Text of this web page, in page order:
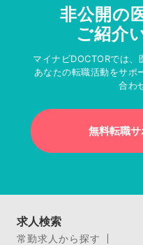
非公開の
ご紹介
マイナビDOCTORでは
あなたの転職活動をサポ
合わ
無料転職
求人検索
常勤求人から探す